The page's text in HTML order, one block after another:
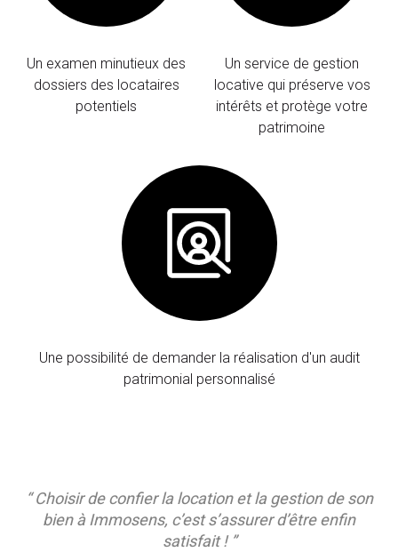
Un examen minutieux des
dossiers des locataires
potentiels
Un service de gestion
locative qui préserve vos
intérêts et protège votre
patrimoine
Une possibilité de demander la réalisation d'un audit
patrimonial personnalisé
“ Choisir de confier la location et la gestion de son
bien à Immosens, c’est s’assurer d’être enfin
satisfait ! ”